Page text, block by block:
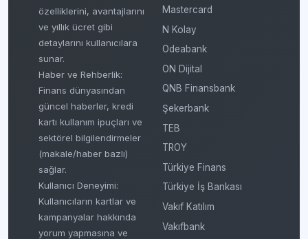
özelliklerini, avantajlarını
ve yıllık ücret gibi
detaylarını kullanıcılara
sunar.
Haber ve Rehberlik:
Finans dünyasından
güncel haberler, kredi
kartı kullanım ipuçları ve
sektörel bilgilendirmeler
(makale/haber bazlı)
sağlar.
Kullanıcı Deneyimi:
Kullanıcıların kartlar ve
kampanyalar hakkında
yorum yapmasına ve
Mastercard
N Kolay
Odeabank
ON Dijital
QNB Finansbank
Şekerbank
TEB
TROY
Türkiye Finans
Türkiye İş Bankası
Vakıf Katılım
Vakıfbank